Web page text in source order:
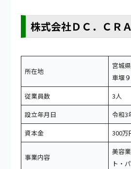
株式会社ＤＣ．ＣＲ
所在地
宮城
車堰
従業員数
3人
設立年月日
令和3
資本金
300万
事業内容
美容
ト・